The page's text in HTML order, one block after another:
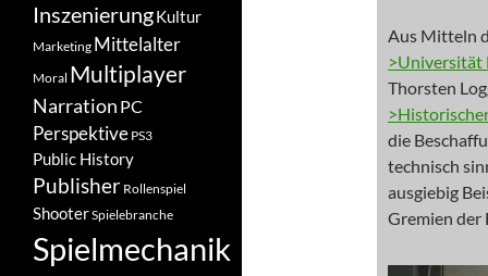
Aus Mitteln
>Universität
Thorsten
die
technisch
ausgiebig
Gremien
InszenierungKultur
Marketing Mittelalter
Moral Multiplayer
Narration PC
Perspektive PS3
Public History
Publisher Rollenspiel
ShooterSpielebranche
Spielmechanik